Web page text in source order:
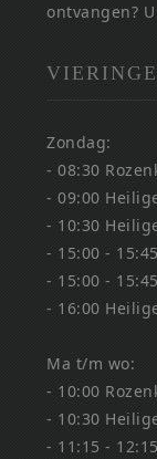
ontvangen?
Zondag:
- 08:30
- 09:00
- 10:30
- 15:00 -
- 15:00 -
- 16:00
Ma t/m wo:
- 10:00
- 10:30
- 11:15 -